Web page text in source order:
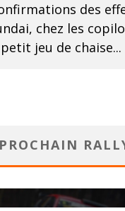
des
chez les
jeu de chaise...
PROCHAIN